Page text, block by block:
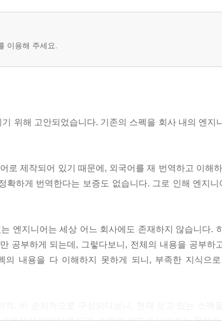
이용해 주세요.
위해 고안되었습니다. 기존의 스펙을 회사 내의 엔지
로 제작되어 있기 때문에, 외국어를 재 번역하고 이해
하게 번역한다는 보증도 없습니다. 그로 인해 엔지
엔지니어는 세상 어느 회사에도 존재하지 않습니다.
공부하게 되는데, 그렇다보니, 전체의 내용을 공부하
내용을 다 이해하지 못하게 되니, 부족한 지식으
, 비 순차적으로 구성되다보니, 현재 보고 있는 스펙